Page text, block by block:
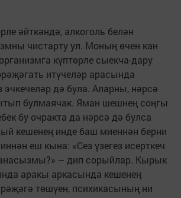
әйткәндә, алкоголь белән
чистарту ул. Моның өчен кан
күптөрле сыекча-дару
итүчеләр арасында
эчкечеләр дә була. Аларны, нәрсә
булмаячак. Яман шешнең соңгы
бу очракта да нәрсә дә булса
кешенең инде баш миеннән берни
еш кына: «Сез үзегез исерткеч
– дип сорыйлар. Кырык
аракы аркасында кешенең
төшүен, психикасының ни